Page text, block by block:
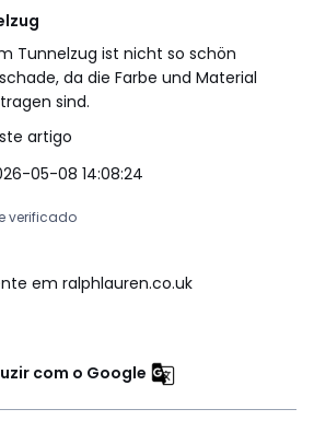
Tunnelzug ist nicht so schön
da die Farbe und Material
sind.
artigo
05-08 14:08:24
verificado
em ralphlauren.co.uk
com o Google